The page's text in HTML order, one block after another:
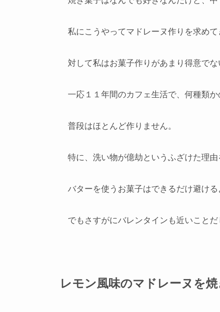
私にこうやってマドレーヌ作りを求め
対して私はお菓子作りがあまり得意で
一応１１年間のカフェ生活で、何種類
普段はほとんど作りません。
特に、洗い物が億劫というふざけた理
バターを使うお菓子はできるだけ避け
でもさすがにバレンタインも近いこと
レモン風味のマドレーヌを